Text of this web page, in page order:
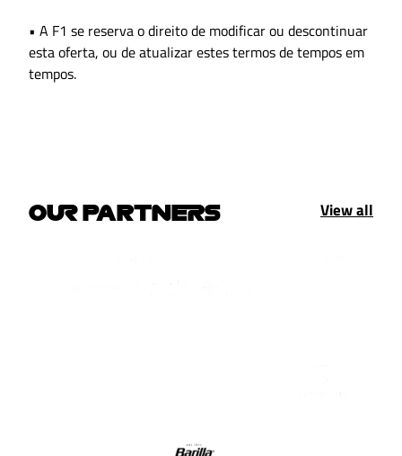
• A F1 se reserva o direito de modificar ou descontinuar
esta oferta, ou de atualizar estes termos de tempos em
tempos.
OUR PARTNERS View all